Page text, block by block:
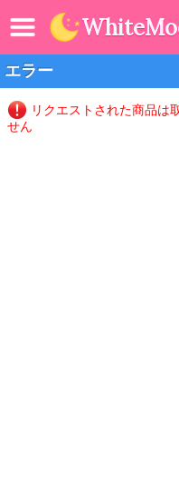
MENU
エラー
リクエストされた商品は
せん